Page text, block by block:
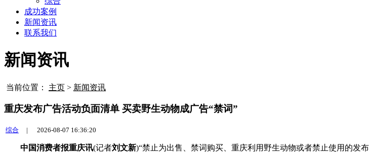
成功案例
新闻资讯
联系我们
新闻资讯
当前位置： 主页 > 新闻资讯
重庆发布广告活动负面清单 买卖野生动物成广告“禁词”
综合 | 2026-08-07 16:36:20
中国消费者报重庆讯(记者刘文新)“禁止为出售、禁词购买、重庆利用野生动物或者禁止使用的发